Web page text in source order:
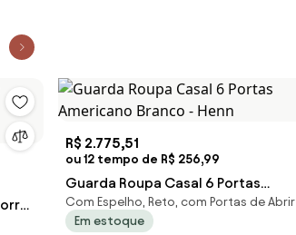
R$ 2.775,51
ou 12 tempo de R$ 256,99
Guarda Roupa Casal 6 Portas
Americano Branco - Henn
Com Espelho, Reto, com Portas de Abrir
Em estoque